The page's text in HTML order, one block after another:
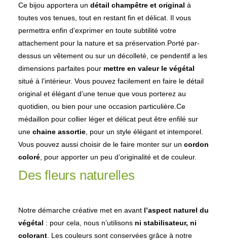
Ce bijou apportera un détail champêtre et original à
toutes vos tenues, tout en restant fin et délicat. Il vous
permettra enfin d’exprimer en toute subtilité votre
attachement pour la nature et sa préservation.Porté par-
dessus un vêtement ou sur un décolleté, ce pendentif a les
dimensions parfaites pour mettre en valeur le végétal
situé à l’intérieur. Vous pouvez facilement en faire le détail
original et élégant d’une tenue que vous porterez au
quotidien, ou bien pour une occasion particulière.Ce
médaillon pour collier léger et délicat peut être enfilé sur
une chaine assortie , pour un style élégant et intemporel.
Vous pouvez aussi choisir de le faire monter sur un cordon
coloré , pour apporter un peu d’originalité et de couleur.
Des fleurs naturelles
Notre démarche créative met en avant l’aspect naturel du
végétal : pour cela, nous n’utilisons ni stabilisateur, ni
colorant . Les couleurs sont conservées grâce à notre